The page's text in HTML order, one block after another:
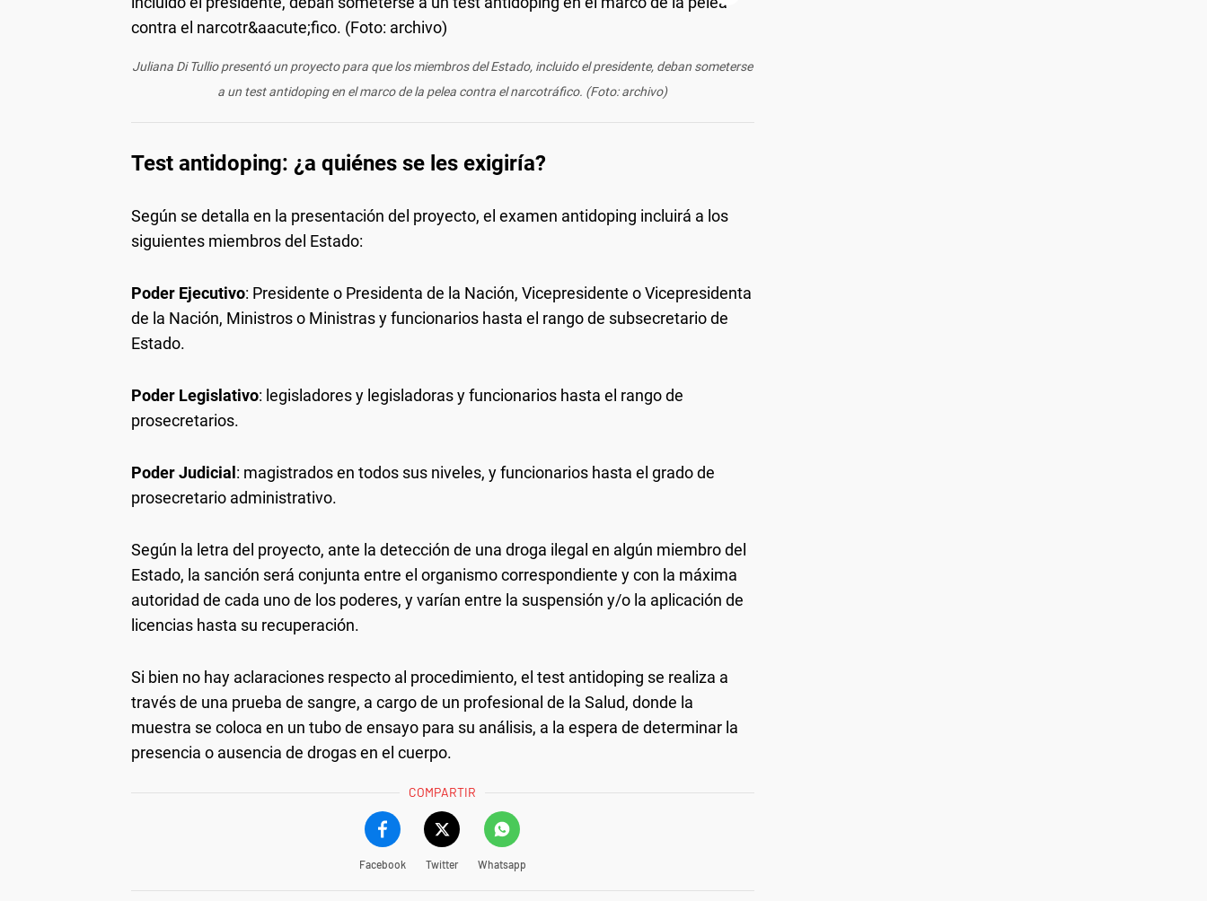
Juliana Di Tullio presentó un proyecto para que los miembros del Estado, incluido el presidente, deban someterse
a un test antidoping en el marco de la pelea contra el narcotráfico. (Foto: archivo)
Test antidoping: ¿a quiénes se les exigiría?
Según se detalla en la presentación del proyecto, el examen antidoping incluirá a los
siguientes miembros del Estado:
Poder Ejecutivo: Presidente o Presidenta de la Nación, Vicepresidente o Vicepresidenta
de la Nación, Ministros o Ministras y funcionarios hasta el rango de subsecretario de
Estado.
Poder Legislativo: legisladores y legisladoras y funcionarios hasta el rango de
prosecretarios.
Poder Judicial: magistrados en todos sus niveles, y funcionarios hasta el grado de
prosecretario administrativo.
Según la letra del proyecto, ante la detección de una droga ilegal en algún miembro del
Estado, la sanción será conjunta entre el organismo correspondiente y con la máxima
autoridad de cada uno de los poderes, y varían entre la suspensión y/o la aplicación de
licencias hasta su recuperación.
Si bien no hay aclaraciones respecto al procedimiento, el test antidoping se realiza a
través de una prueba de sangre, a cargo de un profesional de la Salud, donde la
muestra se coloca en un tubo de ensayo para su análisis, a la espera de determinar la
presencia o ausencia de drogas en el cuerpo.
COMPARTIR
Facebook Twitter Whatsapp